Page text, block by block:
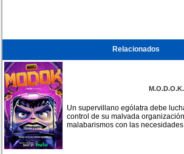
Relacionados
M.O.D.O.K.
Un supervillano ególatra debe
control de su malvada
malabarismos con las necesidades